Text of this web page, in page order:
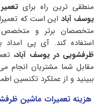
منطقی ترین راه برای
یوسف آباد این است که
متخصصان برتر و متخصص
استفاده کند. آی پی امداد
ظرفشویی در یوسف آباد،
مقابل شما مشتریان انجام
ببینید و از عملکرد تکنسین
هزینه تعمیرات ماشین